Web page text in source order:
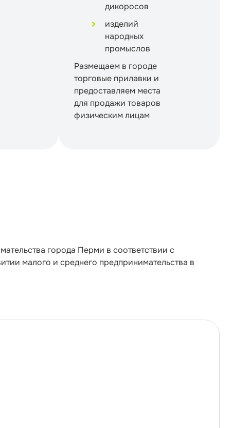
дикоросов
изделий
народных
промыслов
Размещаем в городе
торговые прилавки и
предоставляем места
для продажи товаров
физическим лицам
города Перми в соответствии с
малого и среднего предпринимательства в